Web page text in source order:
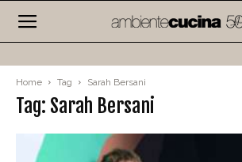
Home Tag Sarah Bersani
Tag: Sarah Bersani